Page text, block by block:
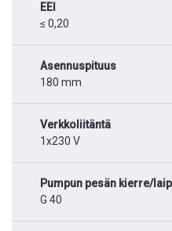
EEI
≤ 0,20
Asennuspituus
180 mm
Verkkoliitäntä
1x230 V
Pumpun pesän kierre/
G 40